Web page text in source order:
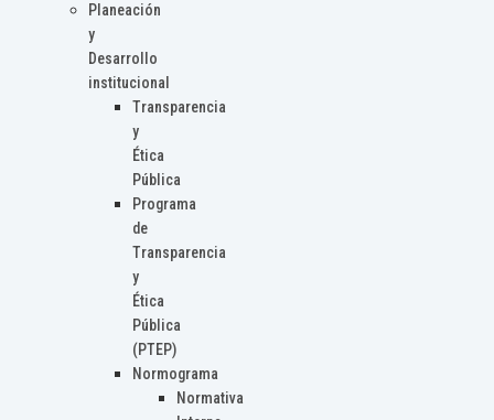
Planeación
y
Desarrollo
institucional
Transparencia
y
Ética
Pública
Programa
de
Transparencia
y
Ética
Pública
(PTEP)
Normograma
Normativa